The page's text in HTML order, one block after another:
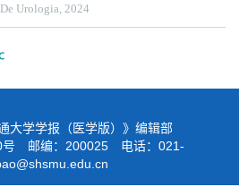
Urologia, 2024
大学学报（医学版）》编辑部
号 邮编：200025 电话：021-